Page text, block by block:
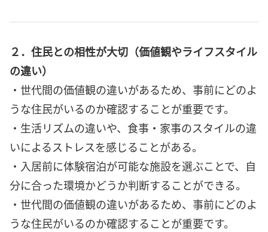
２．住民との相性が大切（価値観やライフスタイル
の違い）
・世代間の価値観の違いがあるため、事前にどのよ
うな住民がいるのか確認することが重要です。
・生活リズムの違いや、食事・家事のスタイルの違
いによるストレスを感じることがある。
・入居前に体験宿泊が可能な施設を選ぶことで、自
分に合った環境かどうか判断することができる。
・世代間の価値観の違いがあるため、事前にどのよ
うな住民がいるのか確認することが重要です。